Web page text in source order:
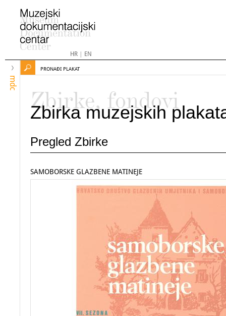
HR| EN
mdc
PRONAĐI PLAKAT
Zbirke, fondovi
Zbirka muzejskih
Pregled Zbirke
SAMOBORSKE GLAZBENE MATINEJE